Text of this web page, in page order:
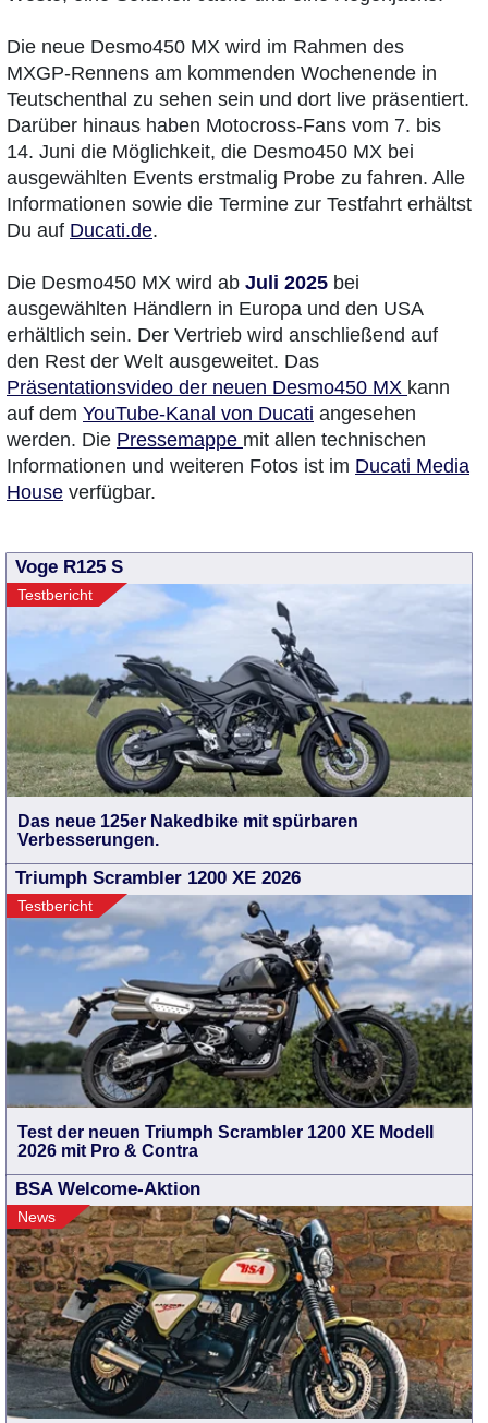
Die neue Desmo450 MX wird im Rahmen des
MXGP-Rennens am kommenden Wochenende in
Teutschenthal zu sehen sein und dort live präsentiert.
Darüber hinaus haben Motocross-Fans vom 7. bis
14. Juni die Möglichkeit, die Desmo450 MX bei
ausgewählten Events erstmalig Probe zu fahren. Alle
Informationen sowie die Termine zur Testfahrt erhältst
Du auf Ducati.de.
Die Desmo450 MX wird ab Juli 2025 bei
ausgewählten Händlern in Europa und den USA
erhältlich sein. Der Vertrieb wird anschließend auf
den Rest der Welt ausgeweitet. Das
Präsentationsvideo der neuen Desmo450 MX kann
auf dem YouTube-Kanal von Ducati angesehen
werden. Die Pressemappe mit allen technischen
Informationen und weiteren Fotos ist im Ducati Media
House verfügbar.
Voge R125 S
Testbericht
Das neue 125er Nakedbike mit spürbaren
Verbesserungen.
Triumph Scrambler 1200 XE 2026
Testbericht
Test der neuen Triumph Scrambler 1200 XE Modell
2026 mit Pro & Contra
BSA Welcome-Aktion
News